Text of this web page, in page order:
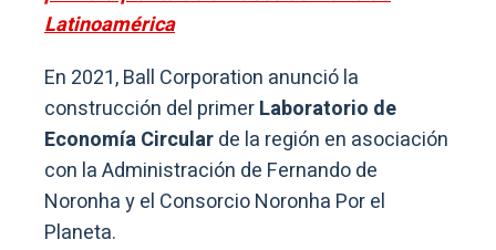
Latinoamérica
En 2021, Ball Corporation anunció la
construcción del primerLaboratorio de
Economía Circularde la región en asociación
con la Administración de Fernando de
Noronha y el Consorcio Noronha Por el
Planeta.